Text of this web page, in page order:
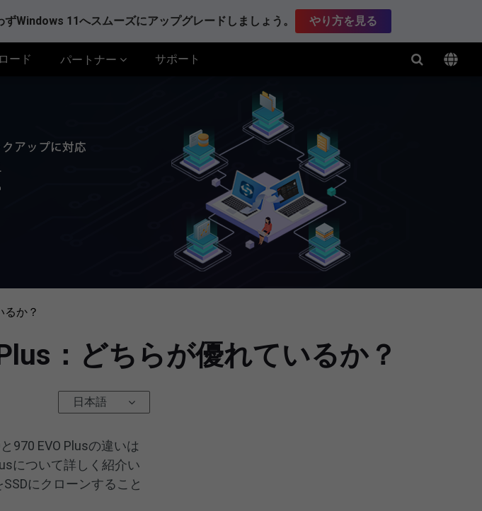
Windows 11へスムーズにアップグレードしましょう。 やり方を見る
ード パートナー サポート
るか？
：どちらが優れているか？
日本語
970 EVO Plusの違いは
について詳しく紹介い
にクローンすること